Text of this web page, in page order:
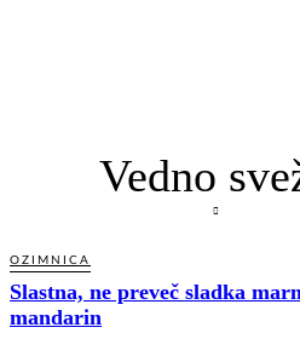
Vedno
OZIMNICA
Slastna, ne preveč sladka
mandarin